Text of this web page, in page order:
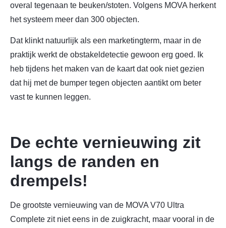
overal tegenaan te beuken/stoten. Volgens MOVA herkent
het systeem meer dan 300 objecten.
Dat klinkt natuurlijk als een marketingterm, maar in de
praktijk werkt de obstakeldetectie gewoon erg goed. Ik
heb tijdens het maken van de kaart dat ook niet gezien
dat hij met de bumper tegen objecten aantikt om beter
vast te kunnen leggen.
De echte vernieuwing zit
langs de randen en
drempels!
De grootste vernieuwing van de MOVA V70 Ultra
Complete zit niet eens in de zuigkracht, maar vooral in de